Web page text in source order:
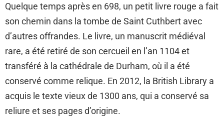
Quelque temps après en 698, un petit livre rouge a fait
son chemin dans la tombe de Saint Cuthbert avec
d’autres offrandes. Le livre, un manuscrit médiéval
rare, a été retiré de son cercueil en l’an 1104 et
transféré à la cathédrale de Durham, où il a été
conservé comme relique. En 2012, la British Library a
acquis le texte vieux de 1300 ans, qui a conservé sa
reliure et ses pages d’origine.